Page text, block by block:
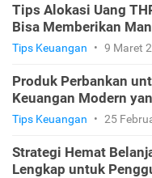
Tips Alokasi Uang
Bisa Memberikan
Tips Keuangan • 9 Maret
Produk Perbankan
Keuangan Modern
Tips Keuangan • 25
Strategi Hemat
Lengkap untuk